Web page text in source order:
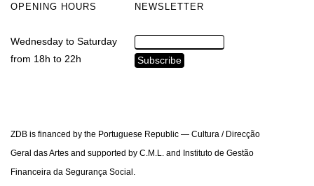
OPENING HOURS
Wednesday to Saturday
from 18h to 22h
NEWSLETTER
ZDB is financed by the Portuguese Republic — Cultura / Direcção
Geral das Artes and supported by C.M.L. and Instituto de Gestão
Financeira da Segurança Social.